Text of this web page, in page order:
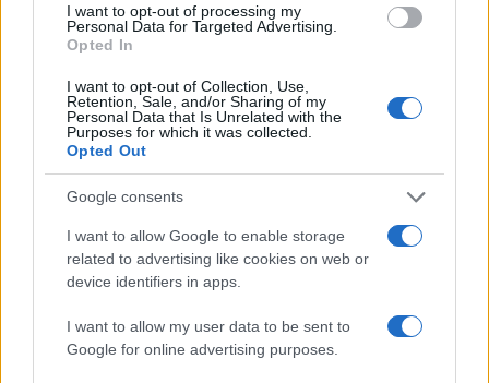
I want to opt-out of processing my
Personal Data for Targeted Advertising.
Opted In
I want to opt-out of Collection, Use,
Retention, Sale, and/or Sharing of my
Personal Data that Is Unrelated with the
Purposes for which it was collected.
Opted Out
Google consents
I want to allow Google to enable storage
related to advertising like cookies on web or
device identifiers in apps.
I want to allow my user data to be sent to
Google for online advertising purposes.